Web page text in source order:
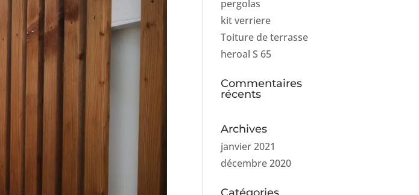
pergolas
kit verriere
Toiture de terrasse
heroal S 65
Commentaires
récents
Archives
janvier 2021
décembre 2020